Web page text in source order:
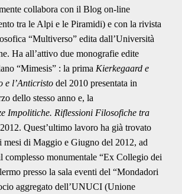
collabora con il Blog on-line
tra le Alpi e le Piramidi) e con la rivista
“Multiverso” edita dall’Università
Ha all’attivo due monografie edite
“Mimesis” : la prima Kierkegaard e
e l’Anticristo del 2010 presentata in
dello stesso anno e, la
Impolitiche. Riflessioni Filosofiche tra
Quest’ultimo lavoro ha già trovato
mesi di Maggio e Giugno del 2012, ad
complesso monumentale “Ex Collegio dei
presso la sala eventi del “Mondadori
aggregato dell’UNUCI (Unione